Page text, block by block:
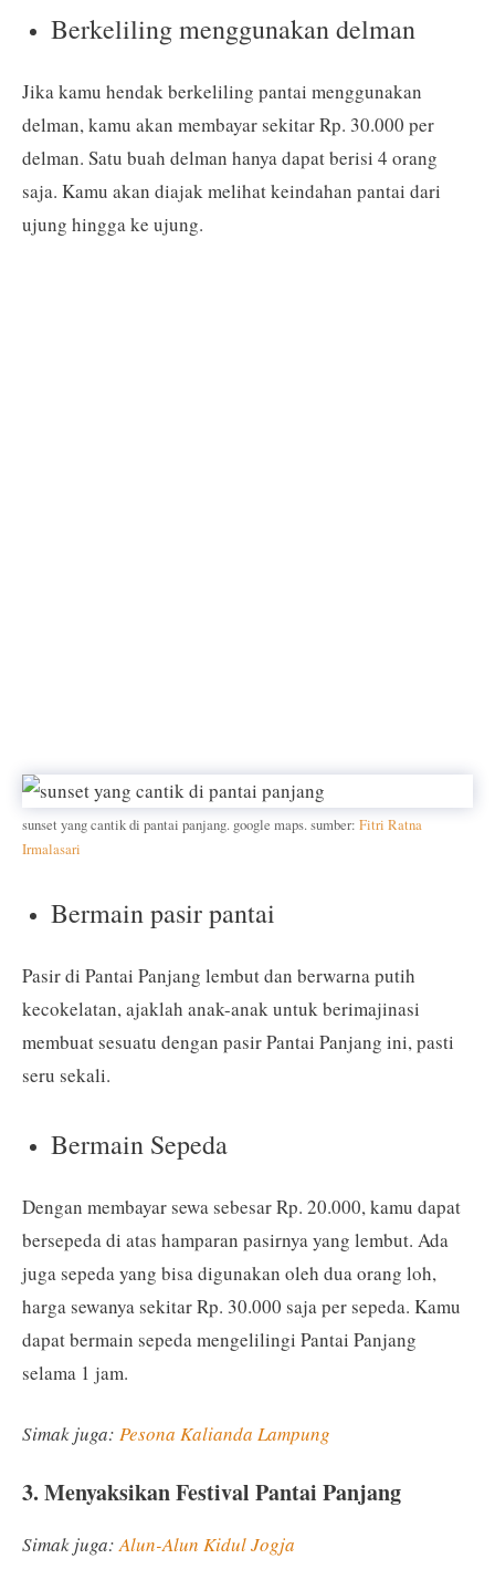
Berkeliling menggunakan delman
Jika kamu hendak berkeliling pantai menggunakan
delman, kamu akan membayar sekitar Rp. 30.000 per
delman. Satu buah delman hanya dapat berisi 4 orang
saja. Kamu akan diajak melihat keindahan pantai dari
ujung hingga ke ujung.
sunset yang cantik di pantai panjang. google maps. sumber: Fitri Ratna
Irmalasari
Bermain pasir pantai
Pasir di Pantai Panjang lembut dan berwarna putih
kecokelatan, ajaklah anak-anak untuk berimajinasi
membuat sesuatu dengan pasir Pantai Panjang ini, pasti
seru sekali.
Bermain Sepeda
Dengan membayar sewa sebesar Rp. 20.000, kamu dapat
bersepeda di atas hamparan pasirnya yang lembut. Ada
juga sepeda yang bisa digunakan oleh dua orang loh,
harga sewanya sekitar Rp. 30.000 saja per sepeda. Kamu
dapat bermain sepeda mengelilingi Pantai Panjang
selama 1 jam.
Simak juga: Pesona Kalianda Lampung
3. Menyaksikan Festival Pantai Panjang
Simak juga: Alun-Alun Kidul Jogja